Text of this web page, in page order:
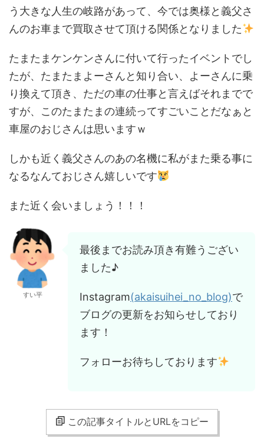
う大きな人生の岐路があって、今では奥様と義父さ
んのお車まで買取させて頂ける関係となりました
たまたまケンケンさんに付いて行ったイベントでし
たが、たまたまよーさんと知り合い、よーさんに乗
り換えて頂き、ただの車の仕事と言えばそれまでで
すが、このたまたまの連続ってすごいことだなぁと
車屋のおじさんは思いますｗ
しかも近く義父さんのあの名機に私がまた乗る事に
なるなんておじさん嬉しいです
また近く会いましょう！！！
すい平
最後までお読み頂き有難うござい
ました♪
Instagram(akaisuihei_no_blog)で
ブログの更新をお知らせしており
ます！
フォローお待ちしております
この記事タイトルとURLをコピー